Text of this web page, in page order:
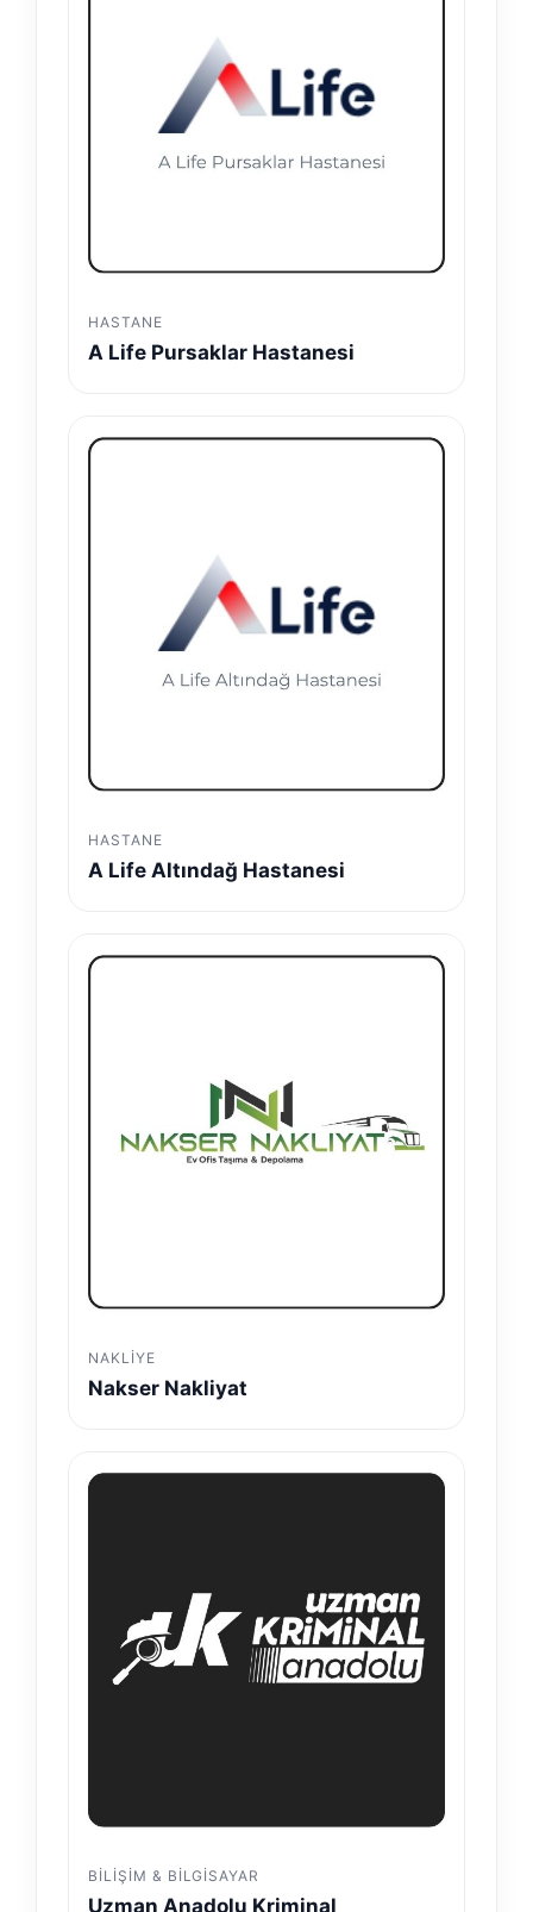
HASTANE
A Life Pursaklar Hastanesi
HASTANE
A Life Altındağ Hastanesi
NAKLIYE
Nakser Nakliyat
BILIŞIM & BILGISAYAR
Uzman Anadolu Kriminal